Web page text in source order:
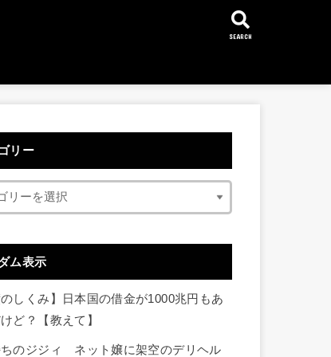
SEARCH
リー
ム表示
のしくみ】日本国の借金が1000兆円もあ
ど？【教えて】
ちのジジィ ネット嬢に架空のデリヘル